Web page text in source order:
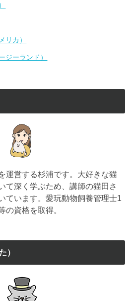
リカ）
ジーランド）
運営する杉浦です。大好きな猫
て深く学ぶため、講師の猫田さ
ています。愛玩動物飼養管理士1
の資格を取得。
）